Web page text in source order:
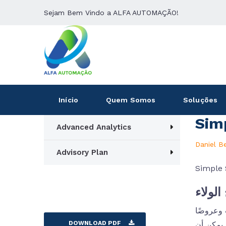
Sejam Bem Vindo a ALFA AUTOMAÇÃO!
Início Quem Somos Soluções
Daniel
Simple
وعروضًا
Advanced Analytics
Advisory Plan
DOWNLOAD PDF